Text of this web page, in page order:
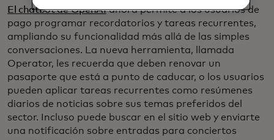
El chatbot de OpenAIahora permite a los usuarios de
pago programar recordatorios y tareas recurrentes,
ampliando su funcionalidad más allá de las simples
conversaciones. La nueva herramienta, llamada
Operator, les recuerda que deben renovar un
pasaporte que está a punto de caducar, o los usuarios
pueden aplicar tareas recurrentes como resúmenes
diarios de noticias sobre sus temas preferidos del
sector. Incluso puede buscar en el sitio web y enviarte
una notificación sobre entradas para conciertos